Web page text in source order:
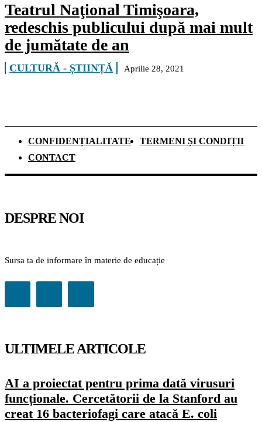
Teatrul Naţional Timişoara,
redeschis publicului după mai mult
de jumătate de an
CULTURĂ - ȘTIINȚĂ Aprilie 28, 2021
CONFIDENȚIALITATE
TERMENI ȘI CONDIȚII
CONTACT
DESPRE NOI
Sursa ta de informare în materie de educație
ULTIMELE ARTICOLE
AI a proiectat pentru prima dată virusuri
funcționale. Cercetătorii de la Stanford au
creat 16 bacteriofagi care atacă E. coli